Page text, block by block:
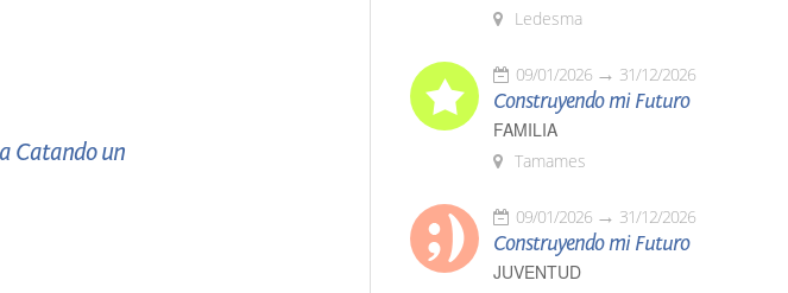
Catando un
Ledesma
09/01/2026 31/12/2026
Construyendo mi Futuro
FAMILIA
Tamames
09/01/2026 31/12/2026
Construyendo mi Futuro
JUVENTUD